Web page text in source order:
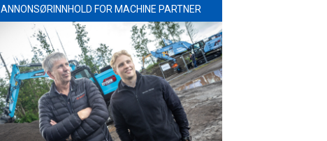
ANNONSØRINNHOLD FOR MACHINE PARTNER